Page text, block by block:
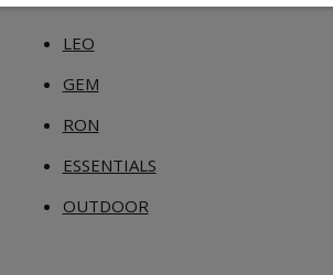
LEO
GEM
RON
ESSENTIALS
OUTDOOR